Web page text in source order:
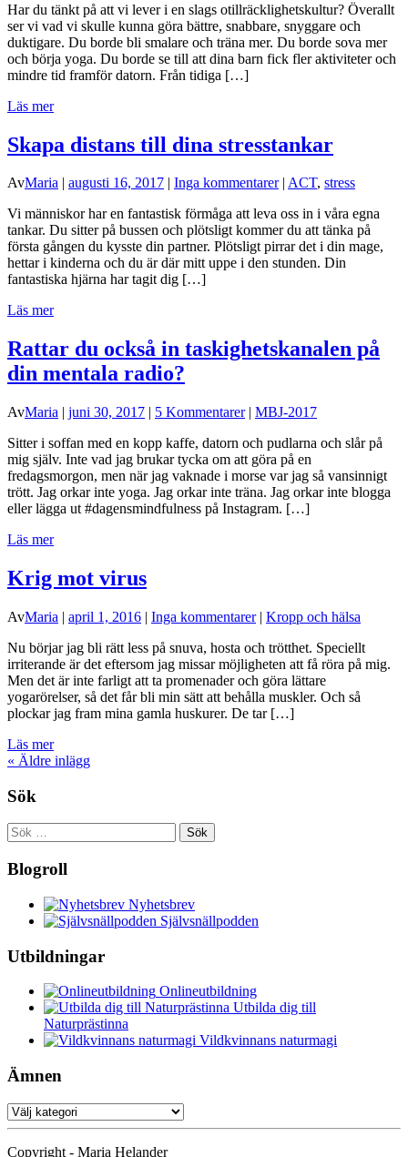
Har du tänkt på att vi lever i en slags otillräcklighetskultur? Överallt
ser vi vad vi skulle kunna göra bättre, snabbare, snyggare och
duktigare. Du borde bli smalare och träna mer. Du borde sova mer
och börja yoga. Du borde se till att dina barn fick fler aktiviteter och
mindre tid framför datorn. Från tidiga […]
Läs mer
Skapa distans till dina stresstankar
AvMaria | augusti 16, 2017 | Inga kommentarer| ACT, stress
Vi människor har en fantastisk förmåga att leva oss in i våra egna
tankar. Du sitter på bussen och plötsligt kommer du att tänka på
första gången du kysste din partner. Plötsligt pirrar det i din mage,
hettar i kinderna och du är där mitt uppe i den stunden. Din
fantastiska hjärna har tagit dig […]
Läs mer
Rattar du också in taskighetskanalen på
din mentala radio?
AvMaria | juni 30, 2017 | 5 Kommentarer| MBJ-2017
Sitter i soffan med en kopp kaffe, datorn och pudlarna och slår på
mig själv. Inte vad jag brukar tycka om att göra på en
fredagsmorgon, men när jag vaknade i morse var jag så vansinnigt
trött. Jag orkar inte yoga. Jag orkar inte träna. Jag orkar inte blogga
eller lägga ut #dagensmindfulness på Instagram. […]
Läs mer
Krig mot virus
AvMaria | april 1, 2016 | Inga kommentarer| Kropp och hälsa
Nu börjar jag bli rätt less på snuva, hosta och trötthet. Speciellt
irriterande är det eftersom jag missar möjligheten att få röra på mig.
Men det är inte farligt att ta promenader och göra lättare
yogarörelser, så det får bli min sätt att behålla muskler. Och så
plockar jag fram mina gamla huskurer. De tar […]
Läs mer
« Äldre inlägg
Sök
Sök
efter:
Blogroll
Nyhetsbrev
Självsnällpodden
Utbildningar
Onlineutbildning
Utbilda dig till
Naturprästinna
Vildkvinnans naturmagi
Ämnen
Ämnen
Copyright - Maria Helander